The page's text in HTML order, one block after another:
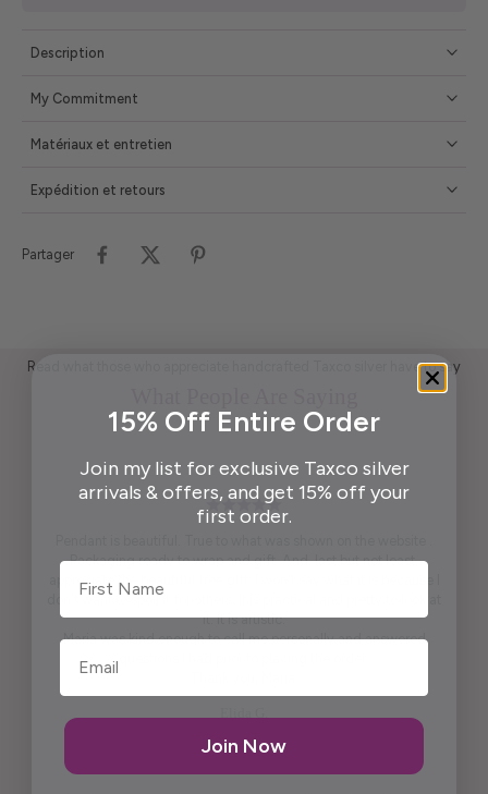
Description
My Commitment
Matériaux et entretien
Expédition et retours
Partager
Read what those who appreciate handcrafted Taxco silver have to say
Packaging ready to wrap and gift. And, last but not least,
appreciate the beautiful free gift. I won't say what it is because I
don't want to spoil it for others. It is practical and pretty to look at
it. It is artistic.
Maria was kind enough to call me personally and answered
15% Off Entire Order
Join my list for exclusive Taxco silver
arrivals & offers, and get 15% off your
first order.
First Name
Join Now